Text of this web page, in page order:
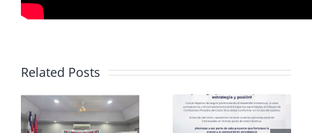
Related Posts